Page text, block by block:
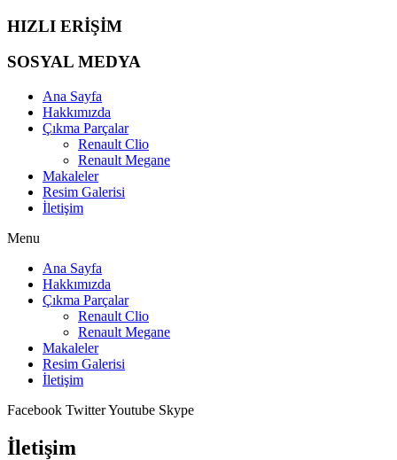
HIZLI ERİŞİM
SOSYAL MEDYA
Ana Sayfa
Hakkımızda
Çıkma Parçalar
Renault Clio
Renault Megane
Makaleler
Resim Galerisi
İletişim
Menu
Ana Sayfa
Hakkımızda
Çıkma Parçalar
Renault Clio
Renault Megane
Makaleler
Resim Galerisi
İletişim
Facebook TwitterYoutube Skype
İletişim